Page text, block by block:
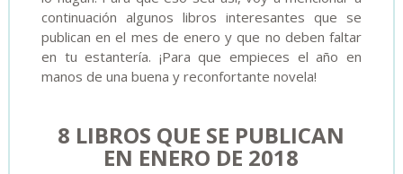
continuación algunos libros interesantes que se
publican en el mes de enero y que no deben faltar
en tu estantería. ¡Para que empieces el año en
manos de una buena y reconfortante novela!
8 LIBROS QUE SE PUBLICAN
EN ENERO DE 2018